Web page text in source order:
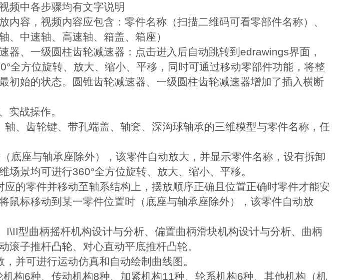
频中各步骤均有文字说明
容，视频内容应包含：零件名称（扫描二维码可看零部件名称）、
、中速轴、高速轴、箱盖、箱座）
、一级圆柱齿轮减速器：点击进入后自动跳转到edrawings界面，
全方位旋转、放大、缩小、平移，同时可通过移动零部件功能，将整
初始的状态。圆锥齿轮减速器、一级圆柱齿轮减速器增加了插入横断
实战操作。
、齿轮键、带孔端盖、轴套、深沟球轴承的三维模型与零件名称，任
底座与轴承座除外），该零件自动放大，并显示零件名称，设有拆卸
景均可进行360°全方位旋转、放大、缩小、平移。
的零件并移动至轴系结构上，摆放顺序正确且位置正确时零件才能安
鼠标移动到某一零件位置时（底座与轴承座除外），该零件自动放
型曲柄摇杆机构设计与分析、偏置曲柄滑块机构设计与分析、曲柄
滚子推杆凸轮、对心直动平底推杆凸轮。
并可进行运动仿真和自动绘制曲线图。
构6种、传动机构8种、加紧机构11种、轮系机构6种、其他机构（机